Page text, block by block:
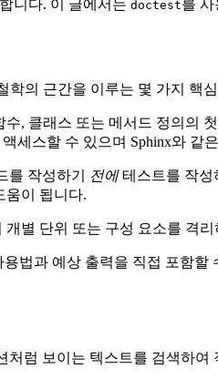
니다. 이 글에서는 doctest를
학의 근간을 이루는 몇 가지 핵
수, 클래스 또는 메서드 정의의
세스할 수 있으며 Sphinx와 같
를 작성하기 전에테스트를 작성
움이 됩니다.
별 단위 또는 구성 요소를 격
용법과 예상 출력을 직접 포함
처럼 보이는 텍스트를 검색하여